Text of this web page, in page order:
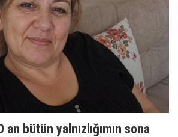
an bütün yalnızlığımın sona